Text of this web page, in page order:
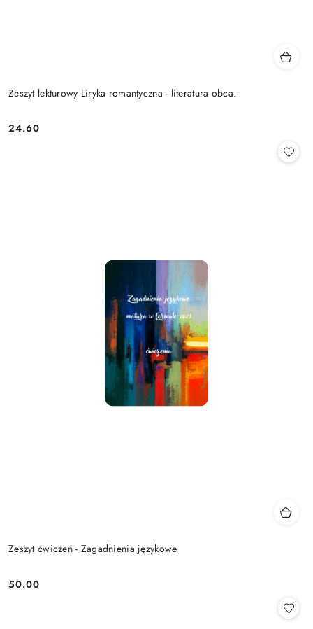
Zeszyt lekturowy Liryka romantyczna - literatura obca.
Cena:
24.60
Zeszyt ćwiczeń - Zagadnienia językowe
Cena:
50.00